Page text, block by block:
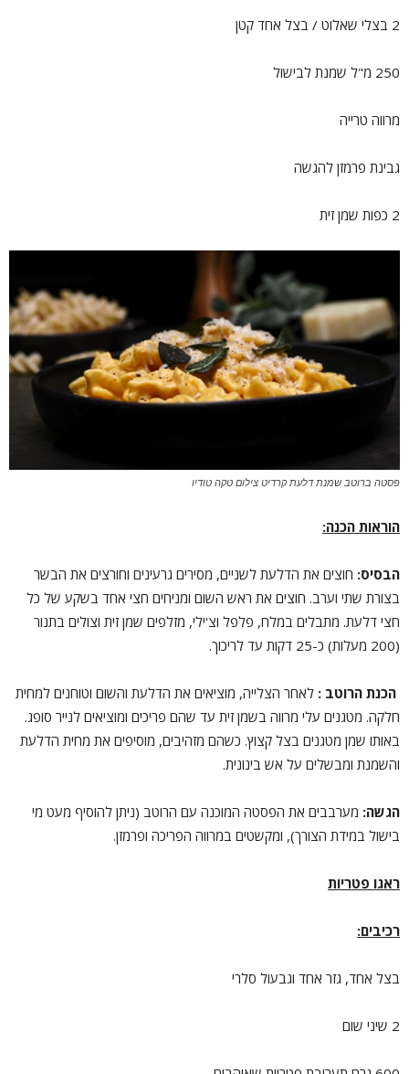
2 בצלי שאלוט / בצל אחד קטן
250 מ"ל שמנת לבישול
מרווה טרייה
גבינת פרמזן להגשה
2 כפות שמן זית
פסטה ברוטב שמנת דלעת קרדיט צילום טקה טודיו
הוראות הכנה:
הבסיס: חוצים את הדלעת לשניים, מסירים גרעינים וחורצים את הבשר
בצורת שתי וערב. חוצים את ראש השום ומניחים חצי אחד בשקע של כל
חצי דלעת. מתבלים במלח, פלפל וצ'ילי, מזלפים שמן זית וצולים בתנור
(200 מעלות) כ-25 דקות עד לריכוך.
הכנת הרוטב : לאחר הצלייה, מוציאים את הדלעת והשום וטוחנים למחית
חלקה. מטגנים עלי מרווה בשמן זית עד שהם פריכים ומוציאים לנייר סופג.
באותו שמן מטגנים בצל קצוץ. כשהם מזהיבים, מוסיפים את מחית הדלעת
והשמנת ומבשלים על אש בינונית.
הגשה: מערבבים את הפסטה המוכנה עם הרוטב (ניתן להוסיף מעט מי
בישול במידת הצורך), ומקשטים במרווה הפריכה ופרמזן.
ראגו פטריות
רכיבים:
בצל אחד, גזר אחד וגבעול סלרי
2 שיני שום